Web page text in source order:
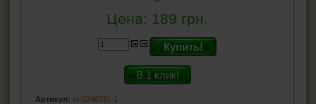
Цена: 189 грн.
Купить!
В 1 клик!
Артикул: cl-0246011-1